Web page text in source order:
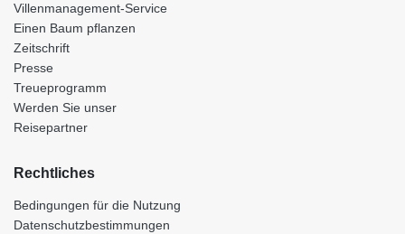
Villenmanagement-Service
Einen Baum pflanzen
Zeitschrift
Presse
Treueprogramm
Werden Sie unser
Reisepartner
Rechtliches
Bedingungen für die Nutzung
Datenschutzbestimmungen